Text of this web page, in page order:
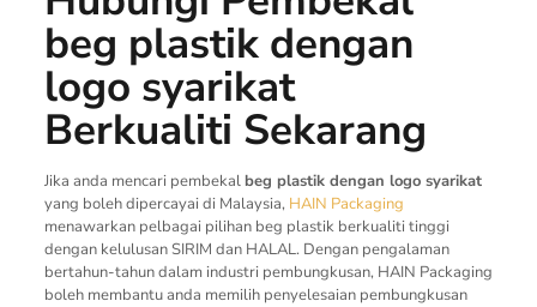
beg plastik dengan
logo syarikat
Berkualiti Sekarang
Jika anda mencari pembekalbeg plastik dengan logo syarikat
yang boleh dipercayai di Malaysia, HAIN Packaging
menawarkan pelbagai pilihan beg plastik berkualiti tinggi
dengan kelulusan SIRIM dan HALAL. Dengan pengalaman
bertahun-tahun dalam industri pembungkusan, HAIN Packaging
boleh membantu anda memilih penyelesaian pembungkusan